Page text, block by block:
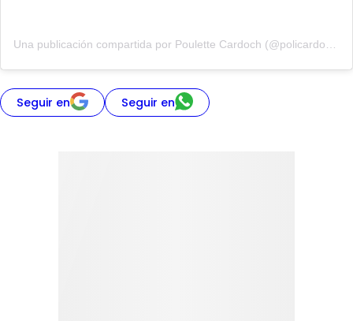
Una publicación compartida por Poulette Cardoch (@policardochr)
Seguir en Seguir en